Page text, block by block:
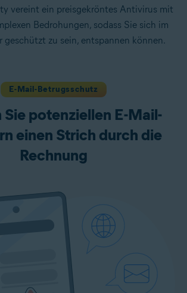
vereint ein preisgekröntes Antivirus mit
Bedrohungen, sodass Sie sich im
geschützt zu sein, entspannen können.
E-Mail-Betrugsschutz
potenziellen E-Mail-
einen Strich durch die
Rechnung